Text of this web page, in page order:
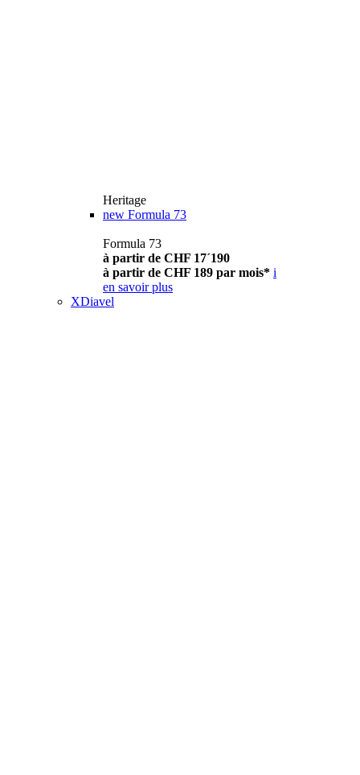
Heritage
new Formula 73
Formula 73
à partir de CHF 17´190
à partir de CHF 189 par mois* i
en savoir plus
XDiavel